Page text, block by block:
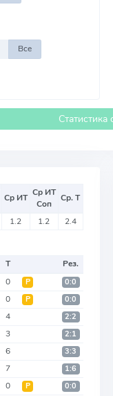
Все
Статистика
Ср ИТ Ср ИТ
Соп
Ср. Т
1.2 1.2 2.4
Т
Рез.
0 Р 0:0
0 Р 0:0
4 2:2
3 2:1
6 3:3
7 1:6
0 Р 0:0